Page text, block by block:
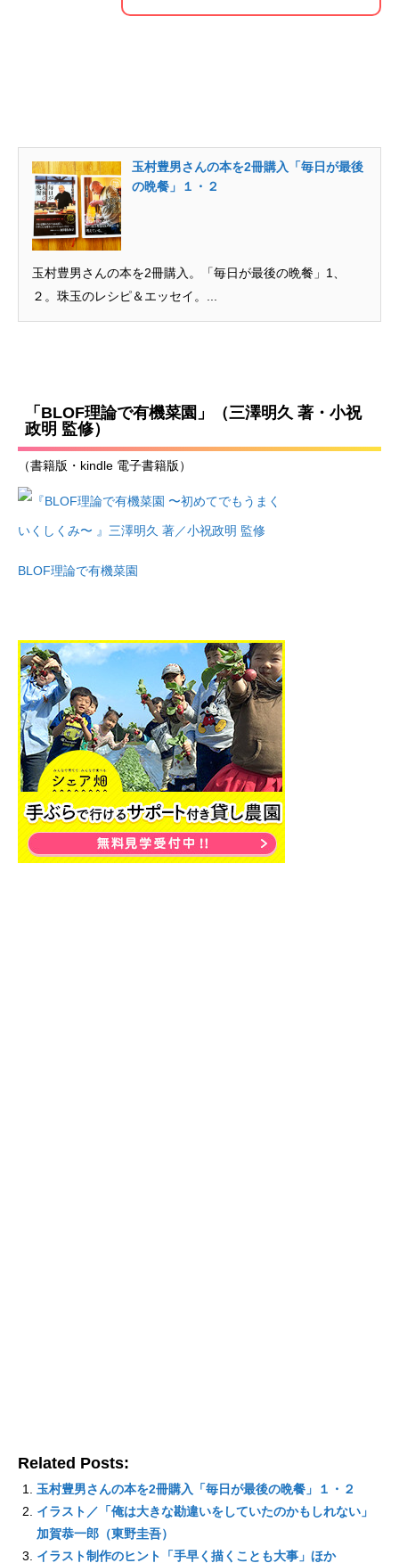
玉村豊男さんの本を2冊購入「毎日が最後
の晩餐」１・２
玉村豊男さんの本を2冊購入。「毎日が最後の晩餐」1、
２。珠玉のレシピ＆エッセイ。...
「BLOF理論で有機菜園」（三澤明久 著・小祝
政明 監修）
（書籍版・kindle 電子書籍版）
BLOF理論で有機菜園
Related Posts:
玉村豊男さんの本を2冊購入「毎日が最後の晩餐」１・２
イラスト／「俺は大きな勘違いをしていたのかもしれない」
加賀恭一郎（東野圭吾）
イラスト制作のヒント「手早く描くことも大事」ほか